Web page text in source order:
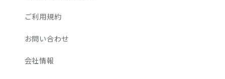
ご利用規約
お問い合わせ
会社情報